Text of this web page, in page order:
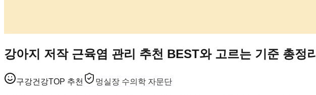
강아지 저작 근육염 관리 추천 BEST와 고르는 기준 총정리
구강건강TOP 추천 멍실장 수의학 자문단